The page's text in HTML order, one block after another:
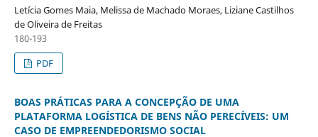
Letícia Gomes Maia, Melissa de Machado Moraes, Liziane Castilhos
de Oliveira de Freitas
180-193
PDF
BOAS PRÁTICAS PARA A CONCEPÇÃO DE UMA
PLATAFORMA LOGÍSTICA DE BENS NÃO PERECÍVEIS: UM
CASO DE EMPREENDEDORISMO SOCIAL